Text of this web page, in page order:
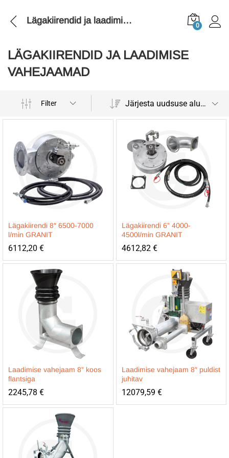
Lägakiirendid ja laadimise vahejaamad 0
LÄGAKIIRENDID JA LAADIMISE
VAHEJAAMAD
Filter Järjesta uudsuse alusel
Lägakiirendi 8″ 6500-7000
l/min GRANIT
6112,20 €
Lägakiirendi 6” 4000-
4500l/min GRANIT
4612,82 €
Laadimise vahejaam 8” koos
flantsiga
2245,78 €
Laadimise vahejaam 8″ puldist
juhitav
12079,59 €